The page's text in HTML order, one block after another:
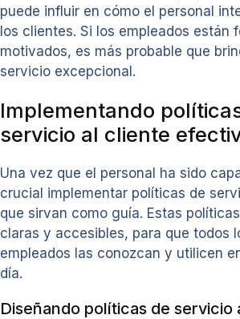
puede influir en cómo el personal
los clientes. Si los empleados están
motivados, es más probable que
servicio excepcional.
Implementando
servicio al cliente
Una vez que el personal ha sido
crucial implementar políticas de
que sirvan como guía. Estas
claras y accesibles, para que todos
empleados las conozcan y utilicen
día.
Diseñando políticas de servicio